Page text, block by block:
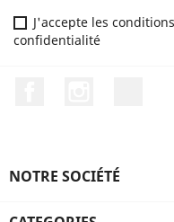
J'accepte les
confidentialité
NOTRE SOCIÉTÉ